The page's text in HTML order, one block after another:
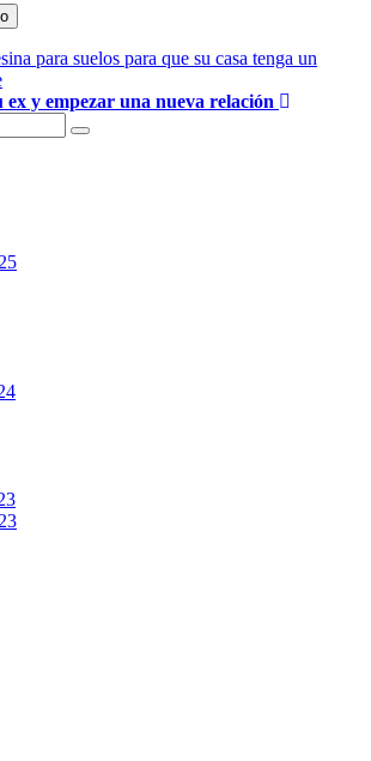
para suelos para que su casa tenga un
y empezar una nueva relación